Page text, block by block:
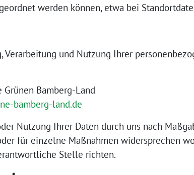
werden können, etwa bei
und Nutzung Ihrer
Bamberg-Land
bamberg-land.de
Nutzung Ihrer Daten durch uns nach
für einzelne Maßnahmen widersprechen
Stelle richten.